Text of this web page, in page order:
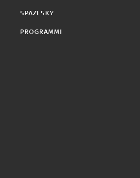
SPAZI SKY
PROGRAMMI